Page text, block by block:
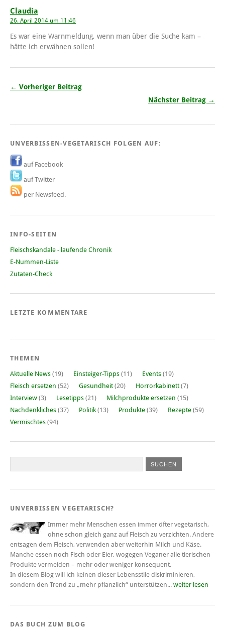
Claudia
26. April 2014 um 11:46
Es war eine Warnmeldung, wenn man über die Suche kam –
hätte ich erwähnen sollen!
← Vorheriger Beitrag
Nächster Beitrag →
UNVERBISSEN-VEGETARISCH FOLGEN AUF:
auf Facebook
auf Twitter
per Newsfeed.
INFO-SEITEN
Fleischskandale - laufende Chronik
E-Nummen-Liste
Zutaten-Check
LETZTE KOMMENTARE
THEMEN
Aktuelle News (19) Einsteiger-Tipps (11) Events (19)
Fleisch ersetzen (52) Gesundheit (20) Horrorkabinett (7)
Interview (3) Lesetipps (21) Milchprodukte ersetzen (15)
Nachdenkliches (37) Politik (13) Produkte (39) Rezepte (59)
Vermischtes (94)
UNVERBISSEN VEGETARISCH?
Immer mehr Menschen essen immer öfter vegetarisch,
ohne schon gleich ganz auf Fleisch zu verzichten. Andere
entsagen dem Fleisch, verwenden aber weiterhin Milch und Käse.
Manche essen noch Fisch oder Eier, wogegen Veganer alle tierischen
Produkte vermeiden – mehr oder weniger konsequent.
In diesem Blog will ich keinen dieser Lebensstile diskriminieren,
sondern den Trend zu „mehr pflanzlich“ unterstützen... weiter lesen
DAS BUCH ZUM BLOG